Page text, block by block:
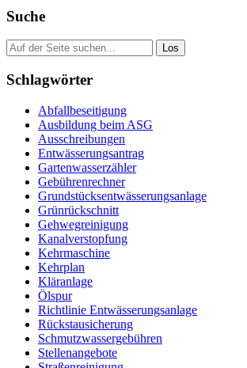
Suche
Suche
nach:
Schlagwörter
Abfallbeseitigung
Ausbildung beim ASG
Ausschreibungen
Entwässerungsantrag
Gartenwasserzähler
Gebührenrechner
Grundstücksentwässerungsanlage
Grünrückschnitt
Gehwegreinigung
Kanalverstopfung
Kehrmaschine
Kehrplan
Kläranlage
Ölspur
Richtlinie Entwässerungsanlage
Rückstausicherung
Schmutzwassergebühren
Stellenangebote